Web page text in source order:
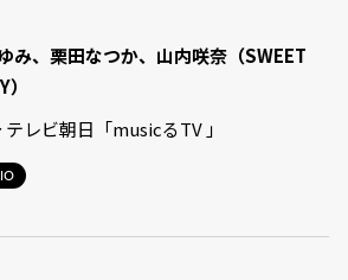
み、栗田なつか、山内咲奈（SWEET
テレビ朝日「musicるTV 」